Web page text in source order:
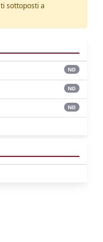
sottoposti a
ND
ND
ND